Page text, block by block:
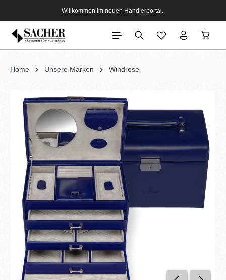
Willkommen im neuen Händlerportal.
Home Unsere Marken Windrose